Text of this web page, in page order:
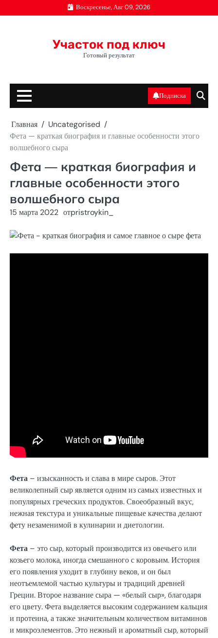
к
Воскресенье, Авг 09, 2026
Участок под ключ
Готовый результат
Подписка
Главная
Uncategorised
Фета — краткая биография и главные особенности этого
волшебного сыра
Фета — краткая биография и
главные особенности этого
волшебного сыра
15 марта 2022 отpristroykin_
Фета – изысканность и слава в мире сыров. Этот
великолепный сыр является одним из самых известных и
популярных греческих продуктов. Своеобразный вкус,
нежная текстура и уникальные пищевые качества делают
фету незаменимой в кулинарии и диетологии.
Фета – это сыр, который производится из овечьего или
козьего молока, иногда смешанного с коровьим. История
его появления уходит в глубину веков, и он был
неотъемлемой частью культуры и традиций древней
Греции. Второе название сыра — «белый сыр», благодаря
его цвету. Фета выделяется высоким содержанием кальция
и протеина, а также значительным количеством витаминов
и микроэлементов. Это нежный и ароматный сыр, который